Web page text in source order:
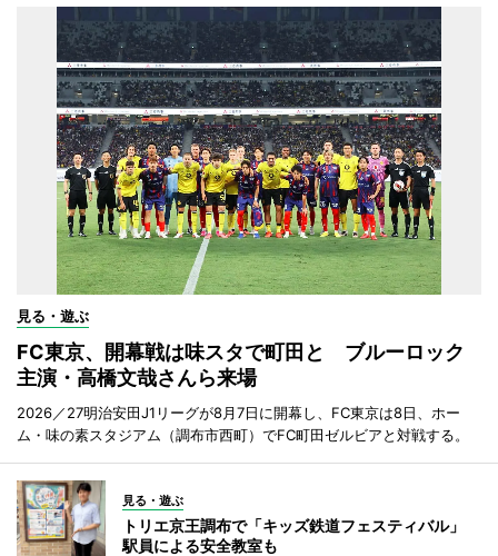
見る・遊ぶ
FC東京、開幕戦は味スタで町田と ブルーロック
主演・高橋文哉さんら来場
2026／27明治安田J1リーグが8月7日に開幕し、FC東京は8日、ホー
ム・味の素スタジアム（調布市西町）でFC町田ゼルビアと対戦する。
見る・遊ぶ
トリエ京王調布で「キッズ鉄道フェスティバル」
駅員による安全教室も